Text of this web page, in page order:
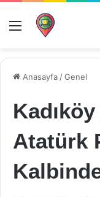
Menü
Anasayfa /Genel
Atatürk